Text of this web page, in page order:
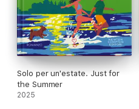
Solo per un'estate. Just for
the Summer
2025